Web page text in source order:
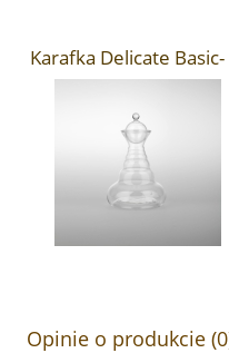
Karafka Delicate
Opinie o produkcie